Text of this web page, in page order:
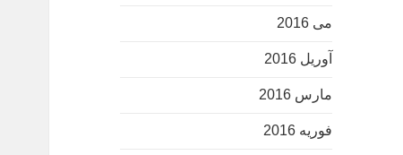
می 2016
آوریل 2016
مارس 2016
فوریه 2016